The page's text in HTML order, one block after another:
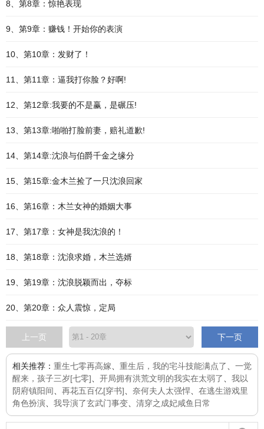
8、第8章：惊艳表现
9、第9章：赚钱！开始你的表演
10、第10章：发财了！
11、第11章：逼我打你脸？好啊!
12、第12章:我要的不是赢，是碾压!
13、第13章:啪啪打脸前妻，赔礼道歉!
14、第14章:沈浪与伯爵千金之缘分
15、第15章:金木兰捡了一只沈浪回家
16、第16章：木兰女神的婚姻大事
17、第17章：女神是我沈浪的！
18、第18章：沈浪求婚，木兰选婿
19、第19章：沈浪脱颖而出，夺标
20、第20章：众人震惊，定局
上一页 下一页
相关推荐： 重生七零再高嫁 重生后，我的宅斗技能满点了
一觉
醒来，孩子三岁[七零]
开局拥有洪荒文明的我实在太弱了
我以
阴府镇阳间
再花五百亿[穿书] 奈何夫人太强悍
在逃生游戏里
角色扮演
我导演了玄武门事变 清穿之成妃咸鱼日常